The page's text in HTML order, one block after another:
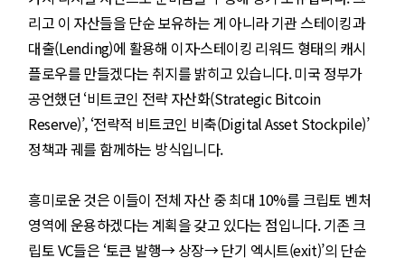
리고 이 자산들을 단순 보유하는 게 아니라 기관 스테이킹과
대출(Lending)에 활용해 이자·스테이킹 리워드 형태의 캐시
플로우를 만들겠다는 취지를 밝히고 있습니다. 미국 정부가
공언했던 ‘비트코인 전략 자산화(Strategic Bitcoin
Reserve)’, ‘전략적 비트코인 비축(Digital Asset Stockpile)’
정책과 궤를 함께하는 방식입니다.
흥미로운 것은 이들이 전체 자산 중 최대 10%를 크립토 벤처
영역에 운용하겠다는 계획을 갖고 있다는 점입니다. 기존 크
립토 VC들은 ‘토큰 발행→ 상장→ 단기 엑시트(exit)’의 단순